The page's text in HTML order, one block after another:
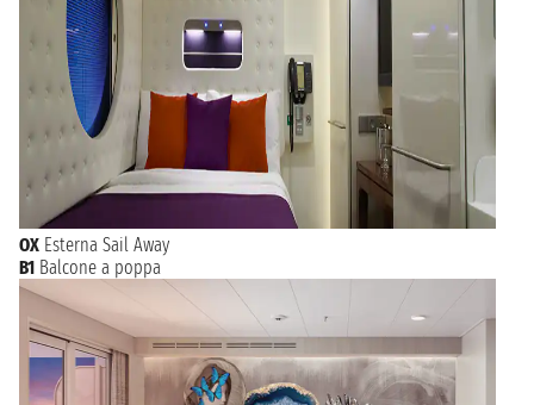
OX Esterna Sail Away
B1 Balcone a poppa